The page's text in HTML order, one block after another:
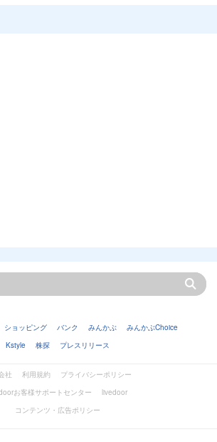
ショッピング バンク みんかぶ
みんかぶChoice
Kstyle
株探 プレスリリース
社 利用規約
プライバシーポリシー
お客様サポートセンター
livedoor
コンテンツ・広告ポリシー